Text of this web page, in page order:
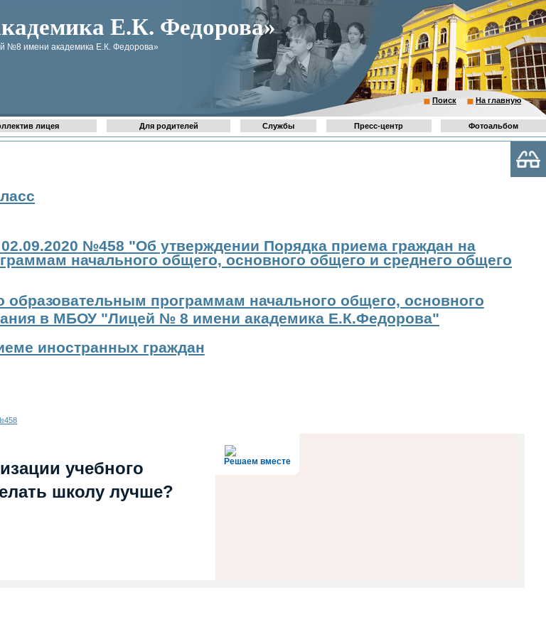
Е.К. Федорова»
№8 имени академика Е.К. Федорова»
Поиск На главную
02.09.2020 №458 "Об утверждении Порядка приема граждан на
начального общего, основного общего и среднего общего
образовательным программам начального общего, основного
в МБОУ "Лицей № 8 имени академика Е.К.Федорова"
иностранных граждан
Решаем вместе
учебного
школу лучше?
лицея Для родителей Службы Пресс-центр Фотоальбом